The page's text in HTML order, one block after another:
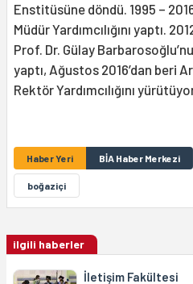
Enstitüsüne döndü. 1995 –
Müdür Yardımcılığını yaptı.
Prof. Dr. Gülay
yaptı, Ağustos 2016’dan beri
Rektör Yardımcılığını
Haber Yeri BİA Haber Merkezi
boğaziçi
ilgili haberler
İletişim Fakültesi